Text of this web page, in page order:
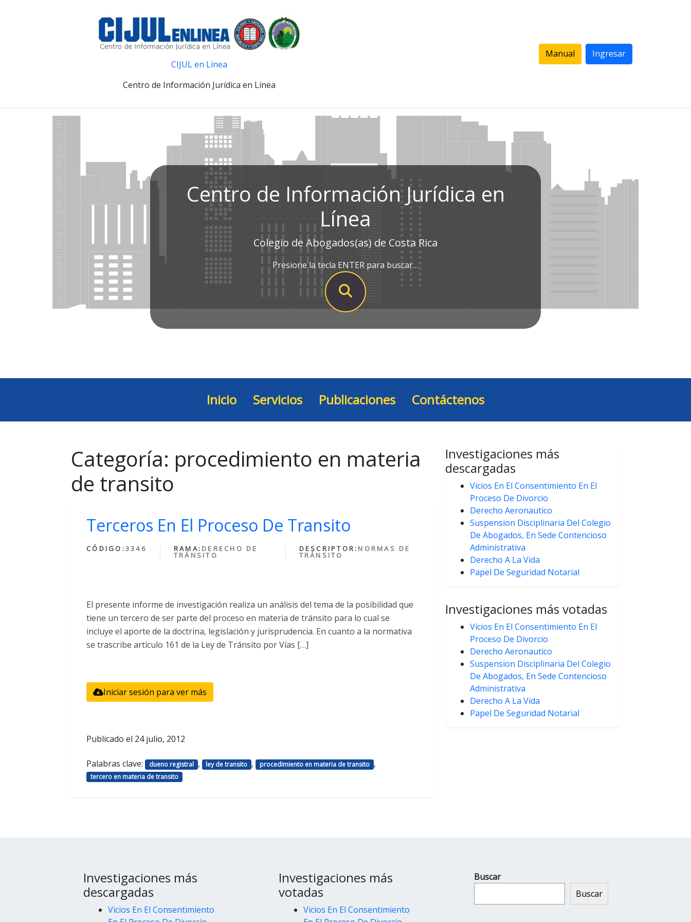
CIJUL en Línea
Centro de Información Jurídica en Línea
Manual Ingresar
Centro de Información Jurídica en
Línea
Colegio de Abogados(as) de Costa Rica
Presione la tecla ENTER para buscar…
Inicio Servicios Publicaciones Contáctenos
Categoría: procedimiento en materia
de transito
Terceros En El Proceso De Transito
CÓDIGO:3346 RAMA: DERECHO DE
TRÁNSITO
DESCRIPTOR: NORMAS DE
TRÁNSITO
El presente informe de investigación realiza un análisis del tema de la posibilidad que
tiene un tercero de ser parte del proceso en materia de tránsito para lo cual se
incluye el aporte de la doctrina, legislación y jurisprudencia. En cuanto a la normativa
se trascribe artículo 161 de la Ley de Tránsito por Vías […]
Iniciar sesión para ver más
Publicado el 24 julio, 2012
Palabras clave: dueno registral , ley de transito , procedimiento en materia de transito ,
tercero en materia de transito
Investigaciones más
descargadas
Vicios En El Consentimiento En El
Proceso De Divorcio
Derecho Aeronautico
Suspension Disciplinaria Del Colegio
De Abogados, En Sede Contencioso
Administrativa
Derecho A La Vida
Papel De Seguridad Notarial
Investigaciones más votadas
Vicios En El Consentimiento En El
Proceso De Divorcio
Derecho Aeronautico
Suspension Disciplinaria Del Colegio
De Abogados, En Sede Contencioso
Administrativa
Derecho A La Vida
Papel De Seguridad Notarial
Investigaciones más
descargadas
Vicios En El Consentimiento
Investigaciones más
votadas
Vicios En El Consentimiento
Buscar
Buscar